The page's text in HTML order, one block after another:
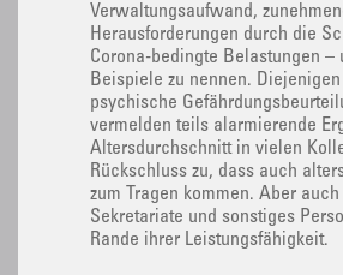
Verwaltungsaufwand,
Herausforderungen durch die
Corona-bedingte Belastungen –
Beispiele zu nennen.
psychische
vermelden teils alarmierende
Altersdurchschnitt in vielen
Rückschluss zu, dass auch
zum Tragen kommen. Aber
Sekretariate und sonstiges
Rande ihrer Leistungsfähigkeit.